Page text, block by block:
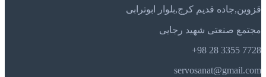
قزوین,جاده قدیم کرج,بلوار ابوترابی
مجتمع صنعتی شهید رجایی
7728 3355 28 98+
servosanat@gmail.com